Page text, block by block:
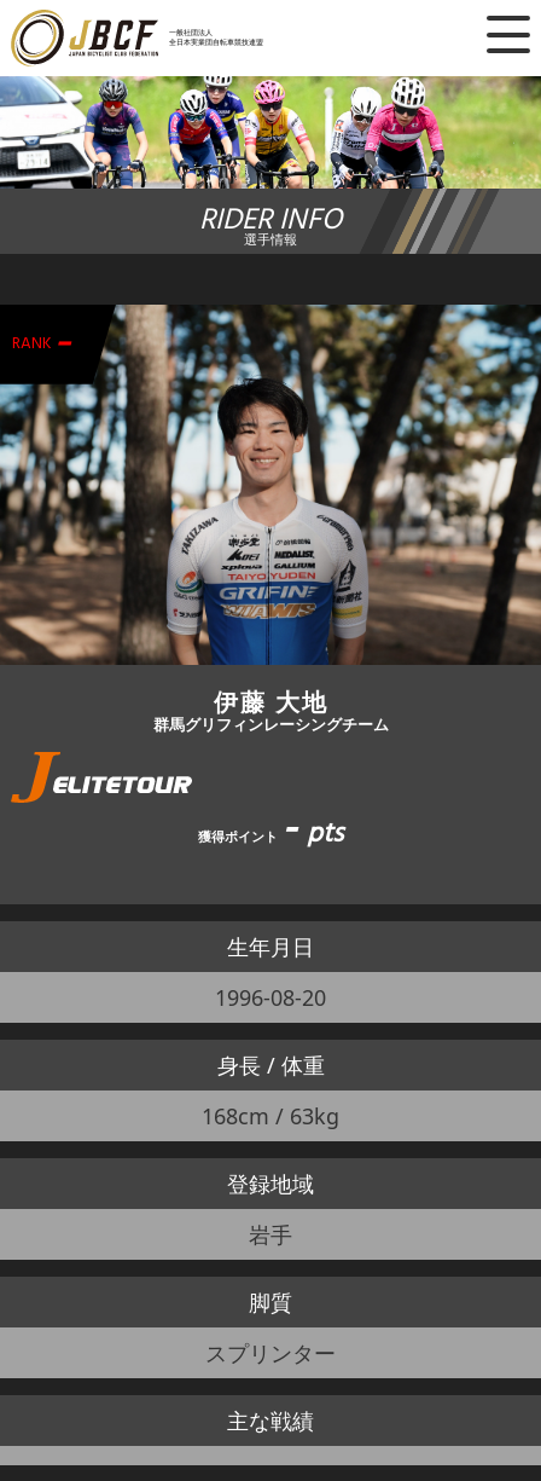
一般社団法人
全日本実業団自転車競技連盟
×
ニュース
レース日程
ランキング
チーム・選手
競技ガイド
加盟・登録
エントリー
JBCF ROAD SERIESとは
RIDER INFO
選手情報
RANK -
伊藤 大地
群馬グリフィンレーシングチーム
獲得ポイント -pts
生年月日
1996-08-20
身長 / 体重
168cm / 63kg
登録地域
岩手
脚質
スプリンター
主な戦績